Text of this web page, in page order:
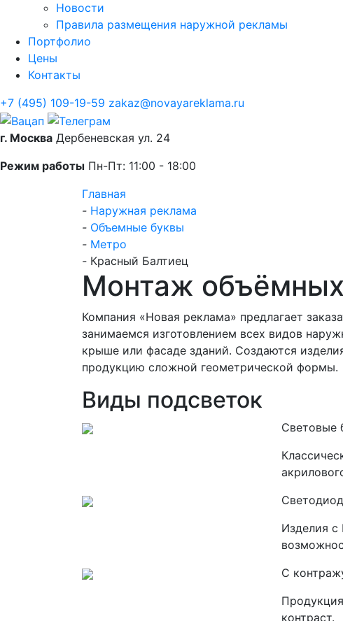
Новости
Правила размещения наружной рекламы
Портфолио
Цены
Контакты
+7 (495) 109-19-59 zakaz@novayareklama.ru
г. Москва Дербеневская ул. 24
Режим работы Пн-Пт: 11:00 - 18:00
Главная
- Наружная реклама
- Объемные буквы
- Метро
- Красный Балтиец
Монтаж
Компания «Новая реклама» предлагает
занимаемся изготовлением всех видов
крыше или фасаде зданий. Создаются
продукцию сложной геометрической формы.
Виды подсветок
Световые
Изделия
С
контраст.